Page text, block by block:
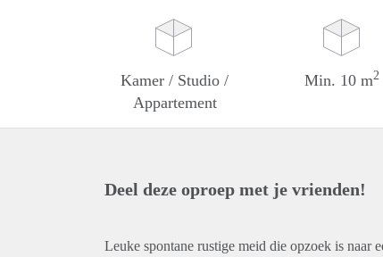
Kamer / Studio /
Appartement
Min. 10 m2
Deel deze oproep met je vrienden!
Leuke spontane rustige meid die opzoek is